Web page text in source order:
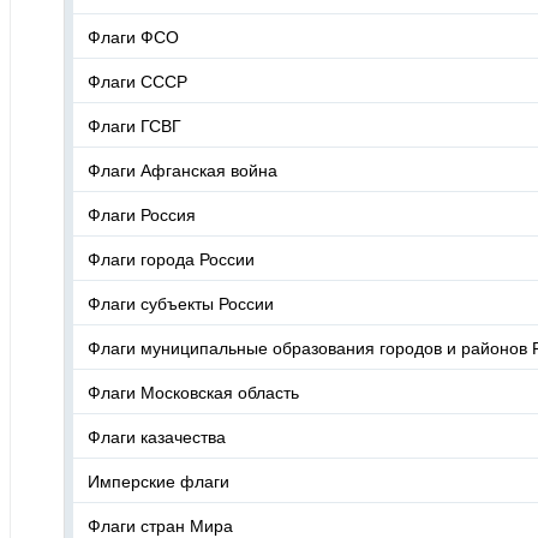
Флаги ФСО
Флаги СССР
Флаги ГСВГ
Флаги Афганская война
Флаги Россия
Флаги города России
Флаги субъекты России
Флаги муниципальные образования городов и районов
Флаги Московская область
Флаги казачества
Имперские флаги
Флаги стран Мира